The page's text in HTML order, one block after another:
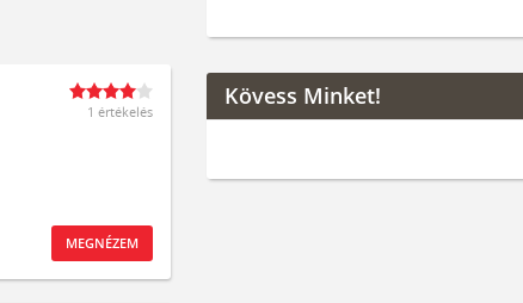
1 értékelés
MEGNÉZEM
Kövess Minket!